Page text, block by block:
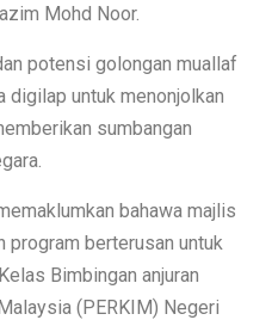
Mohd Noor.
potensi golongan muallaf
digilap untuk menonjolkan
sumbangan
bahawa majlis
program berterusan untuk
Bimbingan anjuran
(PERKIM) Negeri